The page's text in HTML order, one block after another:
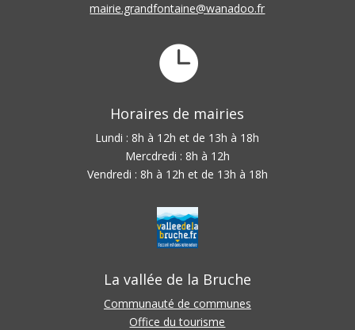
mairie.grandfontaine@wanadoo.fr

Horaires de mairies
Lundi : 8h à 12h et de 13h à 18h
Mercdredi : 8h à 12h
Vendredi : 8h à 12h et de 13h à 18h
La vallée de la Bruche
Communauté de communes
Office du tourisme